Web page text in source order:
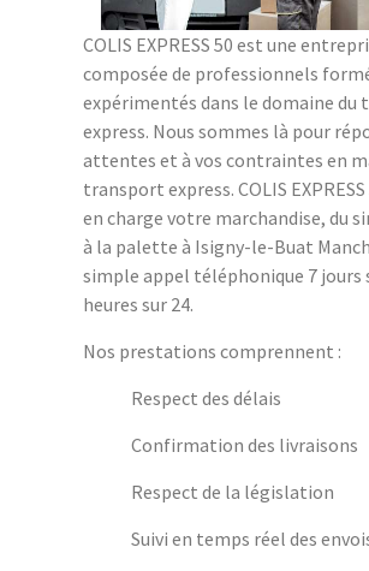
COLIS EXPRESS 50 est une
composée de professionnels
expérimentés dans le domaine du
express. Nous sommes là pour
attentes et à vos contraintes en
transport express. COLIS
en charge votre marchandise, du
à la palette à Isigny-le-Buat
simple appel téléphonique 7 jours
heures sur 24.
Nos prestations comprennent :
Respect des délais
Confirmation des livraisons
Respect de la législation
Suivi en temps réel des